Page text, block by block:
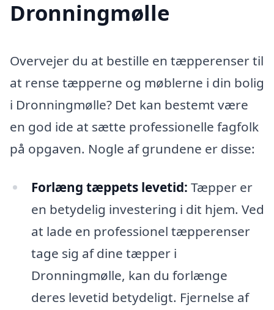
Dronningmølle
Overvejer du at bestille en tæpperenser til
at rense tæpperne og møblerne i din bolig
i Dronningmølle? Det kan bestemt være
en god ide at sætte professionelle fagfolk
på opgaven. Nogle af grundene er disse:
Forlæng tæppets levetid: Tæpper er
en betydelig investering i dit hjem. Ved
at lade en professionel tæpperenser
tage sig af dine tæpper i
Dronningmølle, kan du forlænge
deres levetid betydeligt. Fjernelse af